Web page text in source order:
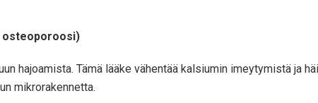
osteoporoosi)
hajoamista. Tämä lääke vähentää kalsiumin imeytymistä ja
mikrorakennetta.